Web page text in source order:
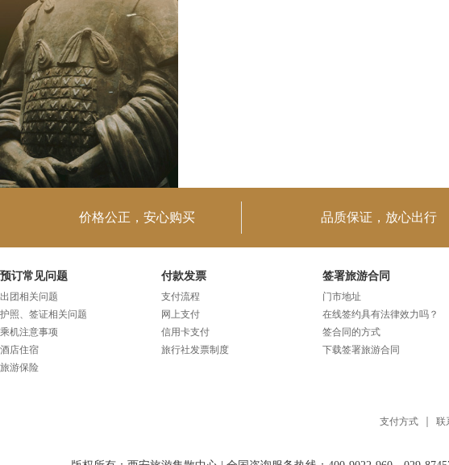
价格公正，安心购买 品质保证，放心出行
预订常见问题
出团相关问题
护照、签证相关问题
乘机注意事项
酒店住宿
旅游保险
付款发票
支付流程
网上支付
信用卡支付
旅行社发票制度
签署旅游合同
门市地址
在线签约具有法律效力吗？
签合同的方式
下载签署旅游合同
支付方式 联